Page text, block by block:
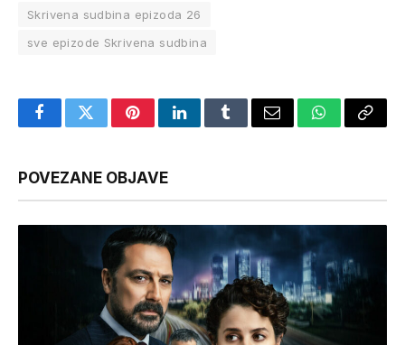
Skrivena sudbina epizoda 26
sve epizode Skrivena sudbina
FacebookTwitterPinterestLinkedInTumblrEmail WhatsApp
Copy
POVEZANE OBJAVE